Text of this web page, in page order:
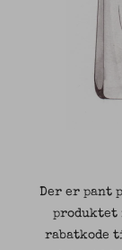
Der er pant
produktet
rabatkode